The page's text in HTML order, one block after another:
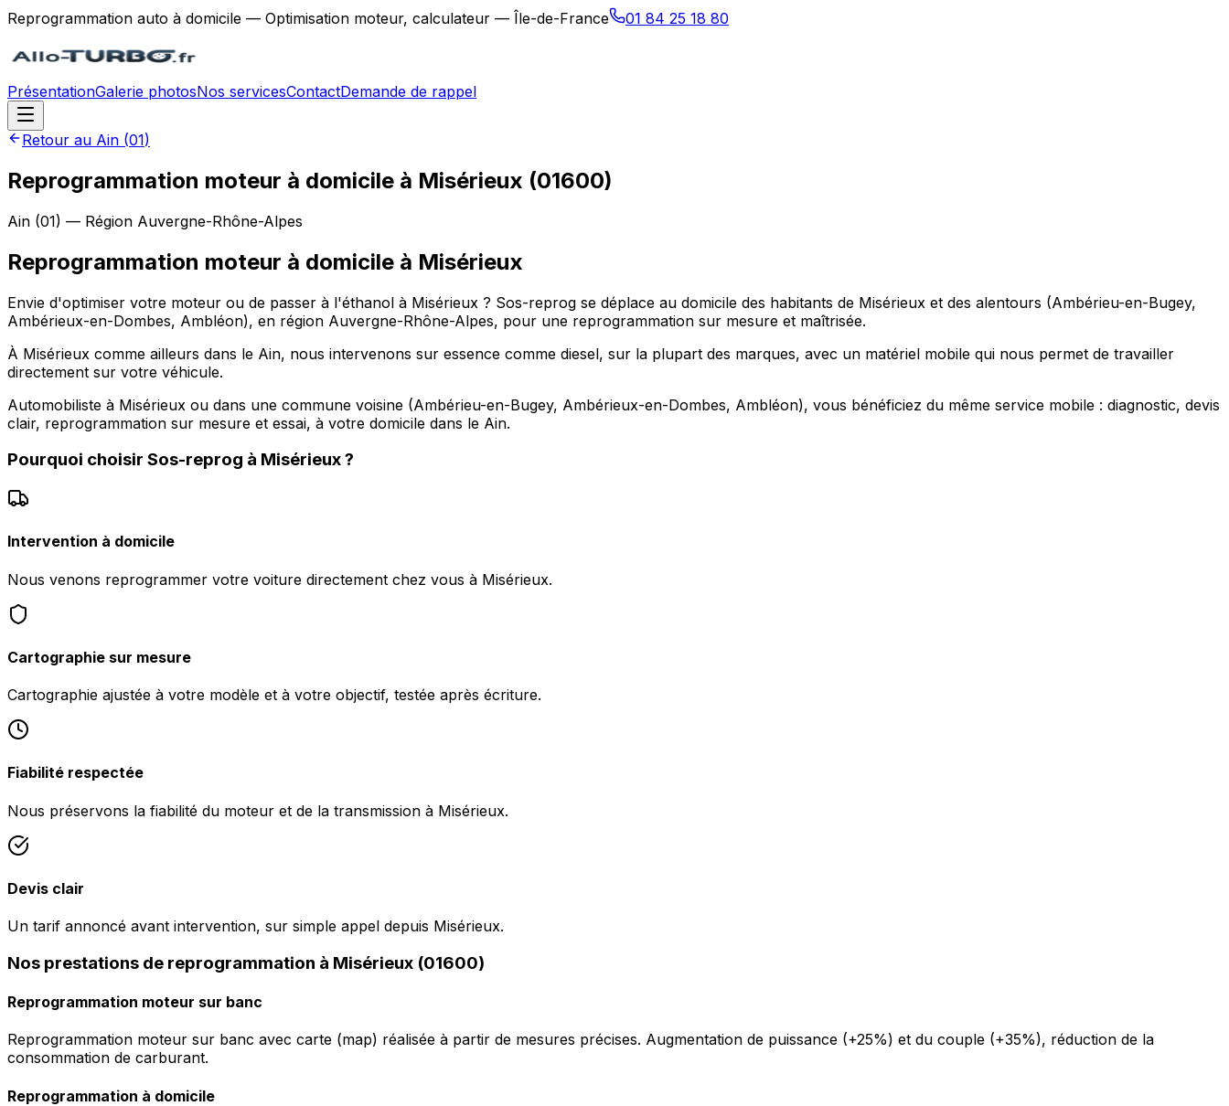
Reprogrammation auto à domicile — Optimisation moteur, calculateur — Île-de-France 01 84 25 18 80
PrésentationGalerie photosNos servicesContactDemande de rappel
Retour au Ain (01)
Reprogrammation moteur à domicile à Misérieux (01600)
Ain (01) — Région Auvergne-Rhône-Alpes
Reprogrammation moteur à domicile à Misérieux
Envie d'optimiser votre moteur ou de passer à l'éthanol à Misérieux ? Sos-reprog se déplace au domicile des habitants de Misérieux et des alentours (Ambérieu-en-Bugey,
Ambérieux-en-Dombes, Ambléon), en région Auvergne-Rhône-Alpes, pour une reprogrammation sur mesure et maîtrisée.
À Misérieux comme ailleurs dans le Ain, nous intervenons sur essence comme diesel, sur la plupart des marques, avec un matériel mobile qui nous permet de travailler
directement sur votre véhicule.
Automobiliste à Misérieux ou dans une commune voisine (Ambérieu-en-Bugey, Ambérieux-en-Dombes, Ambléon), vous bénéficiez du même service mobile : diagnostic, devis
clair, reprogrammation sur mesure et essai, à votre domicile dans le Ain.
Pourquoi choisir Sos-reprog à Misérieux?
Intervention à domicile
Nous venons reprogrammer votre voiture directement chez vous à Misérieux.
Cartographie sur mesure
Cartographie ajustée à votre modèle et à votre objectif, testée après écriture.
Fiabilité respectée
Nous préservons la fiabilité du moteur et de la transmission à Misérieux.
Devis clair
Un tarif annoncé avant intervention, sur simple appel depuis Misérieux.
Nos prestations de reprogrammation à Misérieux (01600)
Reprogrammation moteur sur banc
Reprogrammation moteur sur banc avec carte (map) réalisée à partir de mesures précises. Augmentation de puissance (+25%) et du couple (+35%), réduction de la
consommation de carburant.
Reprogrammation à domicile